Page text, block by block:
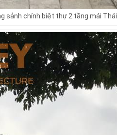
sảnh chính biệt thự 2 tầng mái Thái